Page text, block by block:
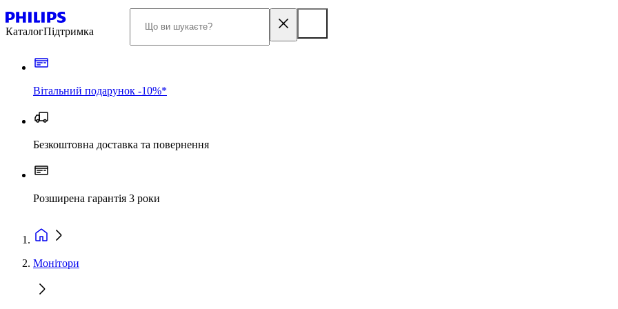
КаталогПідтримка
Вітальний подарунок -10%*
Безкоштовна доставка та повернення
Розширена гарантія 3 роки
Монітори